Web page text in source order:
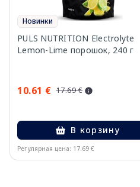
Новинки
PULS NUTRITION Electrolyte
Lemon-Lime порошок, 240 г
10.61 € 17.69 €
В корзину
Регулярная цена: 17.69 €